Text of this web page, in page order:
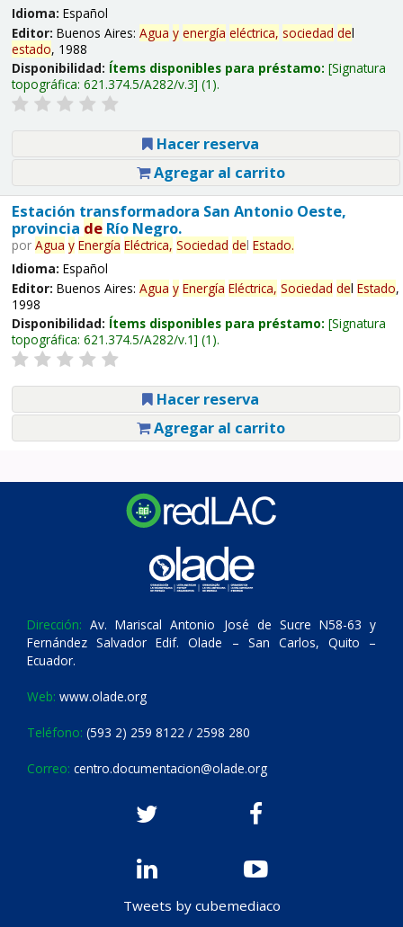
Idioma: Español
Editor: Buenos Aires: Agua y energía eléctrica, sociedad del
estado, 1988
Disponibilidad: Ítems disponibles para préstamo: Signatura
topográfica: 621.374.5/A282/v.3 (1).
Hacer reserva
Agregar al carrito
Estación transformadora San Antonio Oeste,
provincia deRío Negro.
por Agua y Energía Eléctrica, Sociedad del Estado.
Idioma: Español
Editor: Buenos Aires: Agua y Energía Eléctrica, Sociedad del Estado,
1998
Disponibilidad: Ítems disponibles para préstamo: Signatura
topográfica: 621.374.5/A282/v.1 (1).
Hacer reserva
Agregar al carrito
Dirección: Av. Mariscal Antonio José de Sucre N58-63 y
Fernández Salvador Edif. Olade – San Carlos, Quito –
Ecuador.
Web: www.olade.org
Teléfono: (593 2) 259 8122 / 2598 280
Correo: centro.documentacion@olade.org
Tweets by cubemediaco